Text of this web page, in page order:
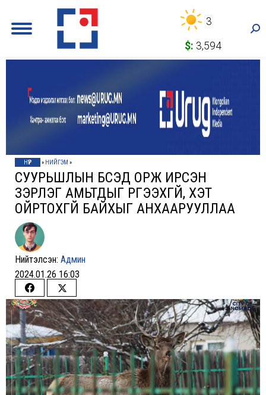
3
$: 3,594
НҮҮР » НИЙГЭМ »
СУУРЬШЛЫН БҮСЭД ОРЖ ИРСЭН
ЗЭРЛЭГ АМЬТДЫГ ҮРГЭЭХГҮЙ, ХЭТ
ОЙРТОХГҮЙ БАЙХЫГ АНХААРУУЛЛАА
Нийтэлсэн: Админ
2024.01.26 16:03
Share
on
Facebook
Share
on
Twitter